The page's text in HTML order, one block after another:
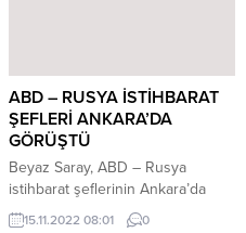
ABD – RUSYA İSTİHBARAT
ŞEFLERİ ANKARA’DA
GÖRÜŞTÜ
Beyaz Saray, ABD – Rusya
istihbarat şeflerinin Ankara’da
görüştüğünü açıkladı. ABD
15.11.2022 08:01 0